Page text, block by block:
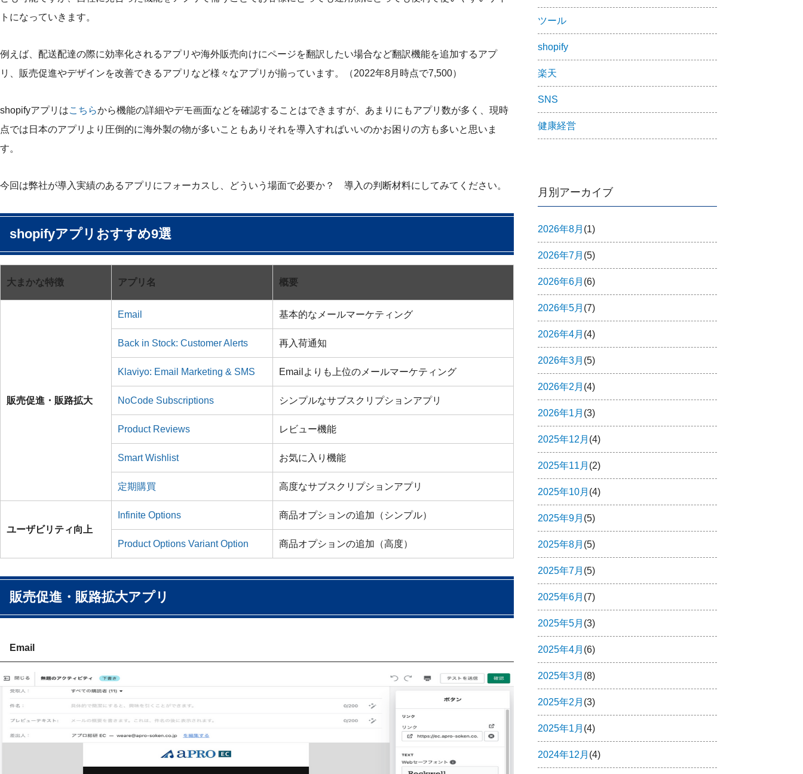
トになっていきます。
例えば、配送配達の際に効率化されるアプリや海外販売向けにページを翻訳したい場合など翻訳機能を追加するアプ
リ、販売促進やデザインを改善できるアプリなど様々なアプリが揃っています。（2022年8月時点で7,500）
shopifyアプリはこちらから機能の詳細やデモ画面などを確認することはできますが、あまりにもアプリ数が多く、現時
点では日本のアプリより圧倒的に海外製の物が多いこともありそれを導入すればいいのかお困りの方も多いと思いま
す。
今回は弊社が導入実績のあるアプリにフォーカスし、どういう場面で必要か？ 導入の判断材料にしてみてください。
shopifyアプリおすすめ9選
大まかな特徴 アプリ名 概要
販売促進・販路拡大
Email 基本的なメールマーケティング
Back in Stock: Customer Alerts 再入荷通知
Klaviyo: Email Marketing & SMS Emailよりも上位のメールマーケティング
NoCode Subscriptions シンプルなサブスクリプションアプリ
Product Reviews レビュー機能
Smart Wishlist お気に入り機能
定期購買 高度なサブスクリプションアプリ
ユーザビリティ向上
Infinite Options 商品オプションの追加（シンプル）
Product Options Variant Option 商品オプションの追加（高度）
販売促進・販路拡大アプリ
Email
ツール
shopify
楽天
SNS
健康経営
月別アーカイブ
2026年8月 (1)
2026年7月 (5)
2026年6月 (6)
2026年5月 (7)
2026年4月 (4)
2026年3月 (5)
2026年2月 (4)
2026年1月 (3)
2025年12月 (4)
2025年11月 (2)
2025年10月 (4)
2025年9月 (5)
2025年8月 (5)
2025年7月 (5)
2025年6月 (7)
2025年5月 (3)
2025年4月 (6)
2025年3月 (8)
2025年2月 (3)
2025年1月 (4)
2024年12月 (4)